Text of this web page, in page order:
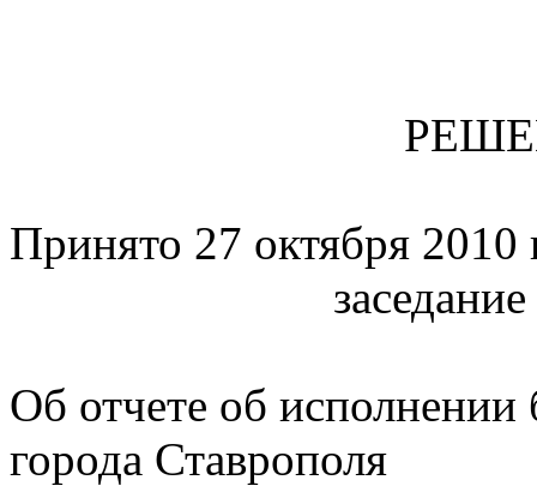
Принято 27 октября
заседание
Об отчете об исполнении
города Ставрополя